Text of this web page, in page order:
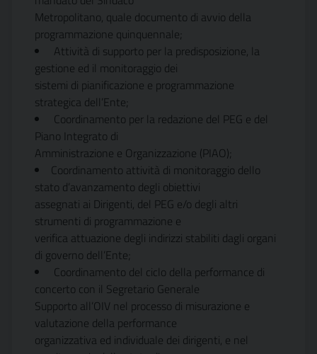
Metropolitano, quale documento di avvio della
programmazione quinquennale;
Attività di supporto per la predisposizione, la
gestione ed il monitoraggio dei
sistemi di pianificazione e programmazione
strategica dell’Ente;
Coordinamento per la redazione del PEG e del
Piano Integrato di
Amministrazione e Organizzazione (PIAO);
Coordinamento attività di monitoraggio dello
stato d’avanzamento degli obiettivi
assegnati ai Dirigenti, del PEG e/o degli altri
strumenti di programmazione e
verifica attuazione degli indirizzi stabiliti dagli organi
di governo dell’Ente;
Coordinamento del ciclo della performance di
concerto con il Segretario Generale
Supporto all’OIV nel processo di misurazione e
valutazione della performance
organizzativa ed individuale dei dirigenti, e nel